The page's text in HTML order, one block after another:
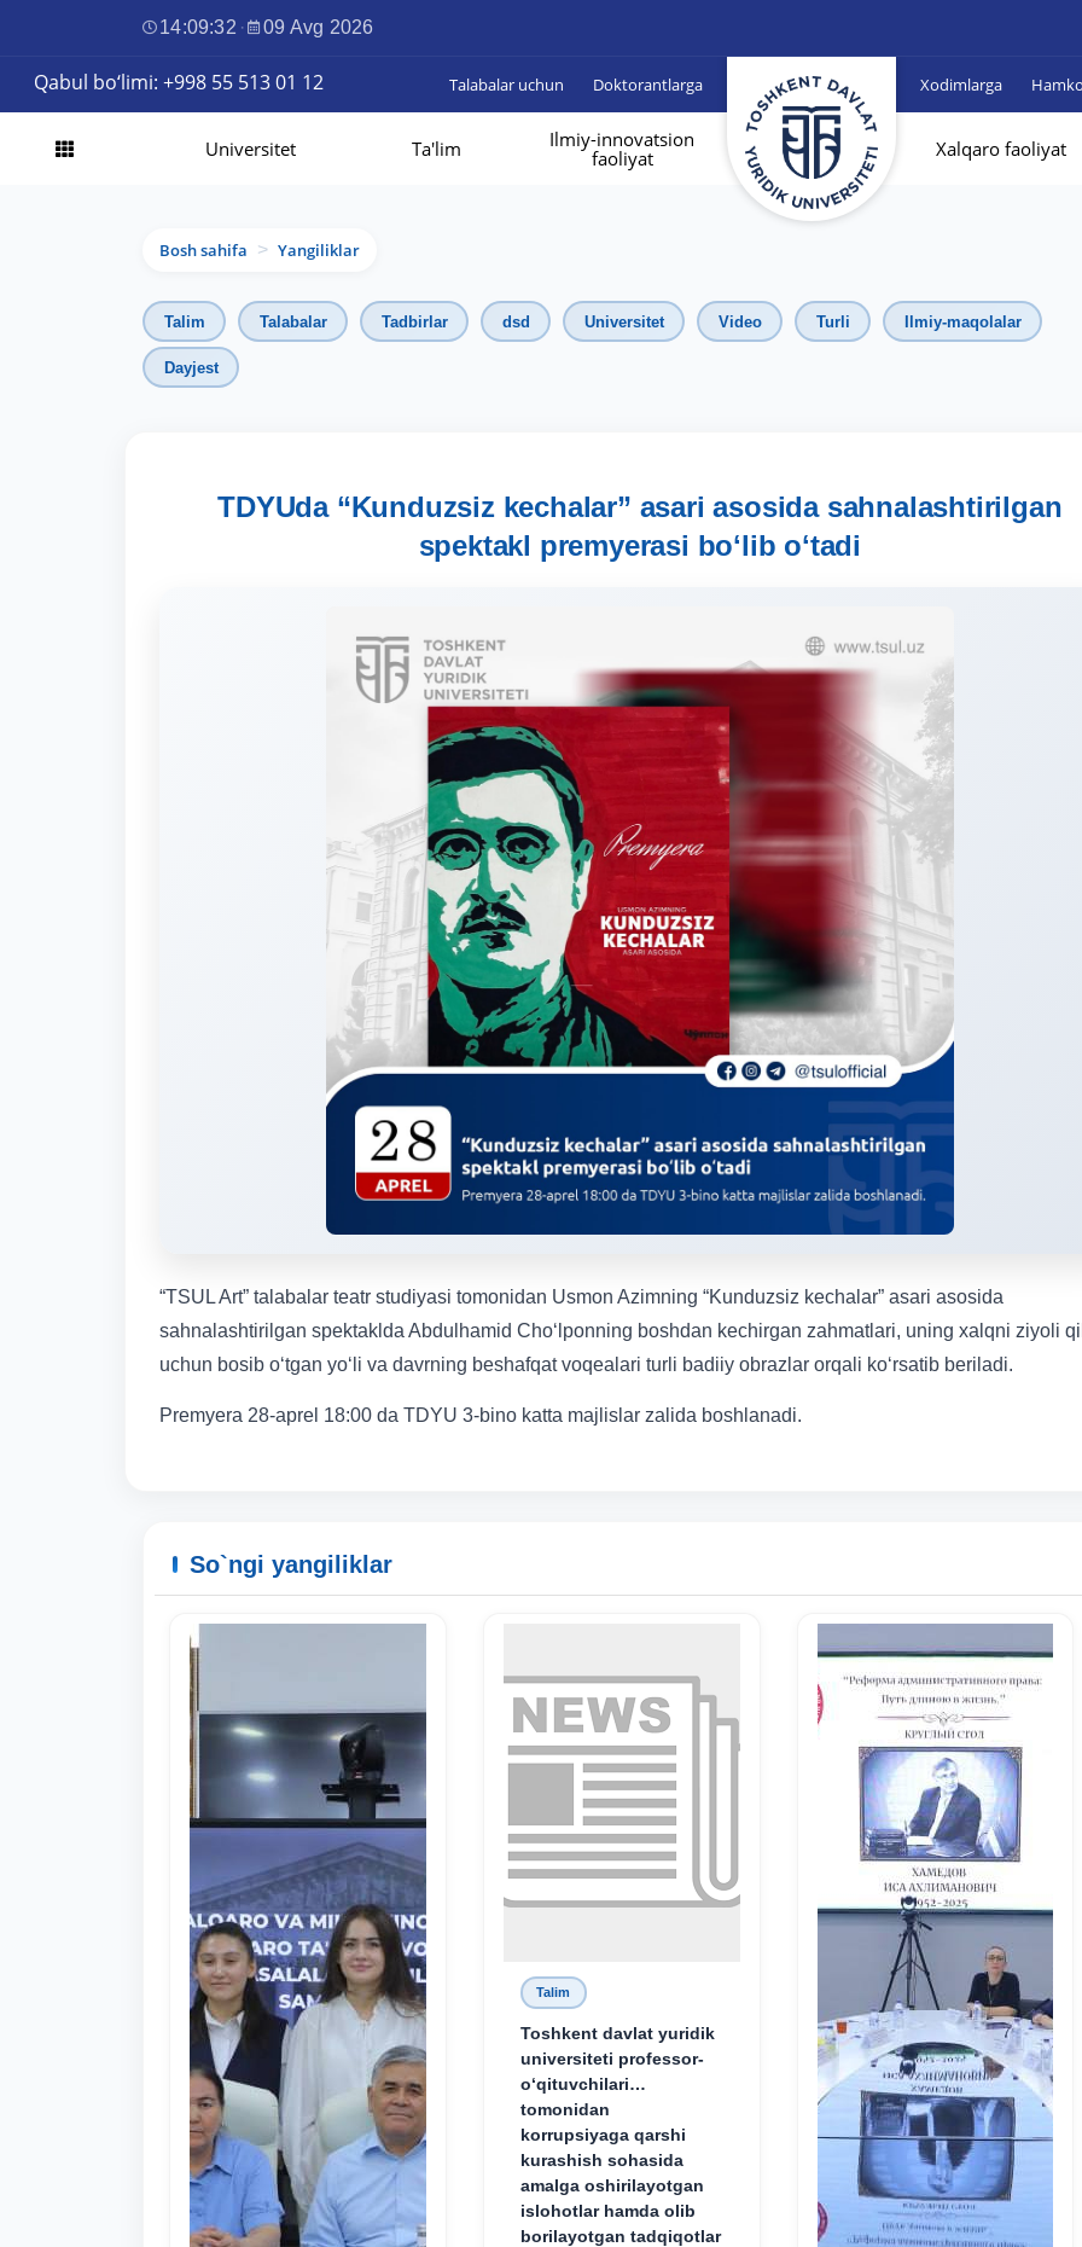
14:09:33 · 09 Avg 2026
Qabul bo‘limi: +998 55 513 01 12 Talabalar uchun Doktorantlarga Xodimlarga
Universitet Ta'lim
Ilmiy-innovatsion
faoliyat
Xalqaro faoliyat
Bosh sahifa > Yangiliklar
Talim Talabalar Tadbirlar dsd Universitet Video Turli Ilmiy-maqolalar
Dayjest
TDYUda “Kunduzsiz kechalar” asari asosida sahnalashtirilgan
spektakl premyerasi boʻlib oʻtadi
“TSUL Art” talabalar teatr studiyasi tomonidan Usmon Azimning “Kunduzsiz kechalar” asari asosida
sahnalashtirilgan spektaklda Abdulhamid Choʻlponning boshdan kechirgan zahmatlari, uning xalqni ziyoli
uchun bosib oʻtgan yoʻli va davrning beshafqat voqealari turli badiiy obrazlar orqali koʻrsatib beriladi.
Premyera 28-aprel 18:00 da TDYU 3-bino katta majlislar zalida boshlanadi.
So`ngi yangiliklar
Talim
Toshkent davlat yuridik
universiteti professor-
o‘qituvchilari
tomonidan
korrupsiyaga qarshi
kurashish sohasida
amalga oshirilayotgan
islohotlar hamda olib
borilayotgan tadqiqotlar